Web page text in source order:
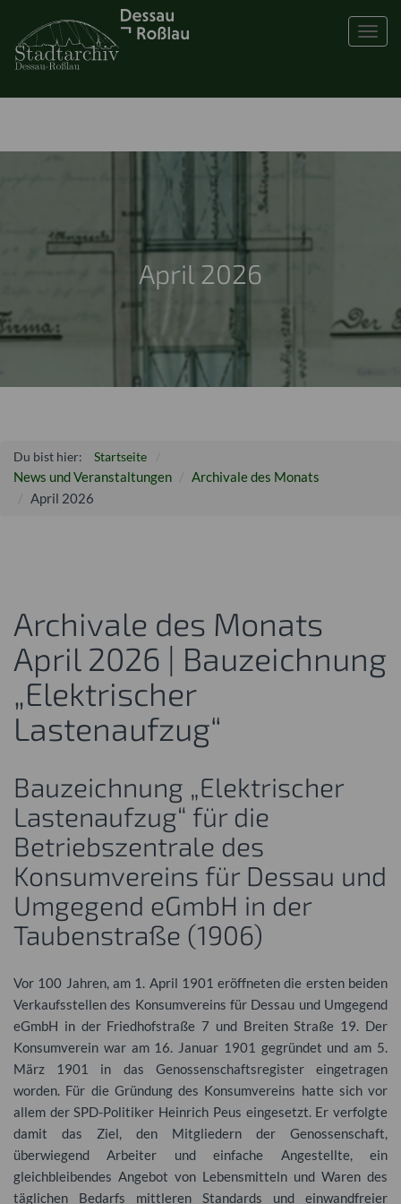
April 2026
Du bist hier: Startseite
News und Veranstaltungen
Archivale des Monats
April 2026
Archivale des Monats
April 2026 | Bauzeichnung
„Elektrischer
Lastenaufzug“
Bauzeichnung „Elektrischer
Lastenaufzug“ für die
Betriebszentrale des
Konsumvereins für Dessau und
Umgegend eGmbH in der
Taubenstraße (1906)
Vor 100 Jahren, am 1. April 1901 eröffneten die ersten beiden
Verkaufsstellen des Konsumvereins für Dessau und Umgegend
eGmbH in der Friedhofstraße 7 und Breiten Straße 19. Der
Konsumverein war am 16. Januar 1901 gegründet und am 5.
März 1901 in das Genossenschaftsregister eingetragen
worden. Für die Gründung des Konsumvereins hatte sich vor
allem derSPD-Politiker Heinrich Peus eingesetzt. Er verfolgte
damit das Ziel, den Mitgliedern der Genossenschaft,
überwiegend Arbeiter und einfache Angestellte, ein
gleichbleibendes Angebot von Lebensmitteln und Waren des
täglichen Bedarfs mittleren Standards und einwandfreier